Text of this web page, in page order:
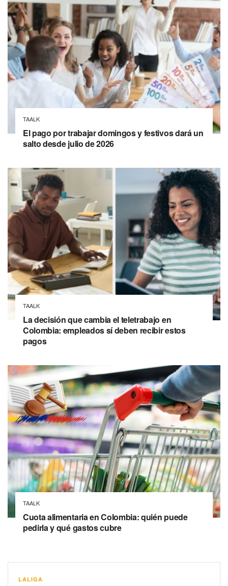
TAALK
El pago por trabajar domingos y festivos dará un
salto desde julio de 2026
TAALK
La decisión que cambia el teletrabajo en
Colombia: empleados sí deben recibir estos
pagos
TAALK
Cuota alimentaria en Colombia: quién puede
pedirla y qué gastos cubre
LALIGA